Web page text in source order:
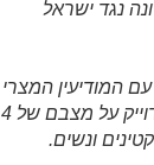
נגד ישראל
המודיעין המצרי
אפילו לא לגבי השלב הראשון של עסקת חילופי השבויים בין ישראל לחמאס: מתן מידע מדוייק על מצבם של 4
ונשים.